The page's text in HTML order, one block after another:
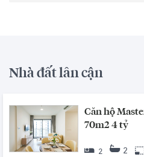
Nhà đất lân cận
Căn hộ
70m2 4 tỷ
2 2